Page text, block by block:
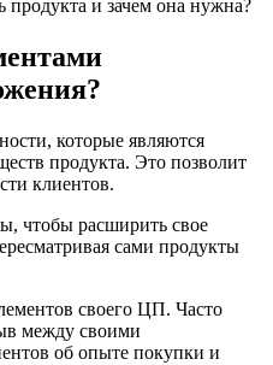
которые являются
продукта. Это позволит
клиентов.
чтобы расширить свое
сами продукты
своего ЦП. Часто
между своими
об опыте покупки и